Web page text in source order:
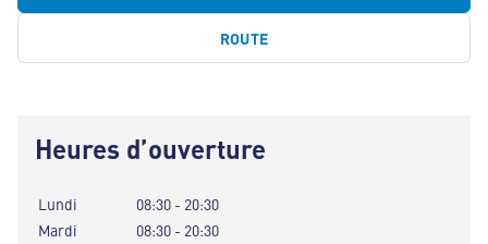
ROUTE
Heures d’ouverture
Lundi
08:30 - 20:30
Mardi
08:30 - 20:30